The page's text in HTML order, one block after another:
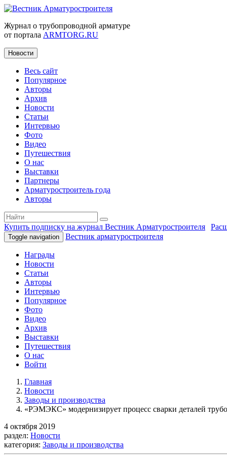
Журнал о трубопроводной арматуре
от портала ARMTORG.RU
Новости
Весь сайт
Популярное
Авторы
Архив
Новости
Статьи
Интервью
Фото
Видео
Путешествия
О нас
Выставки
Партнеры
Арматуростроитель года
Авторы
Купить подписку на журнал Вестник Арматуростроителя
Toggle navigation Вестник арматуростроителя
Награды
Новости
Статьи
Авторы
Интервью
Популярное
Фото
Видео
Архив
Выставки
Путешествия
О нас
Войти
Главная
Новости
Заводы и производства
«РЭМЭКС» модернизирует процесс сварки деталей
4 октября 2019
раздел: Новости
категория: Заводы и производства